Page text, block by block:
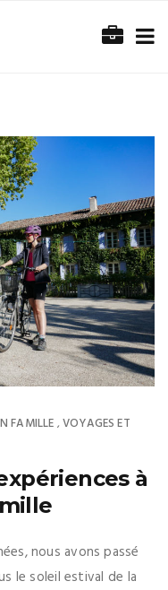
FAMILLE ,VOYAGES ET
à
nous avons passé
le soleil estival de la